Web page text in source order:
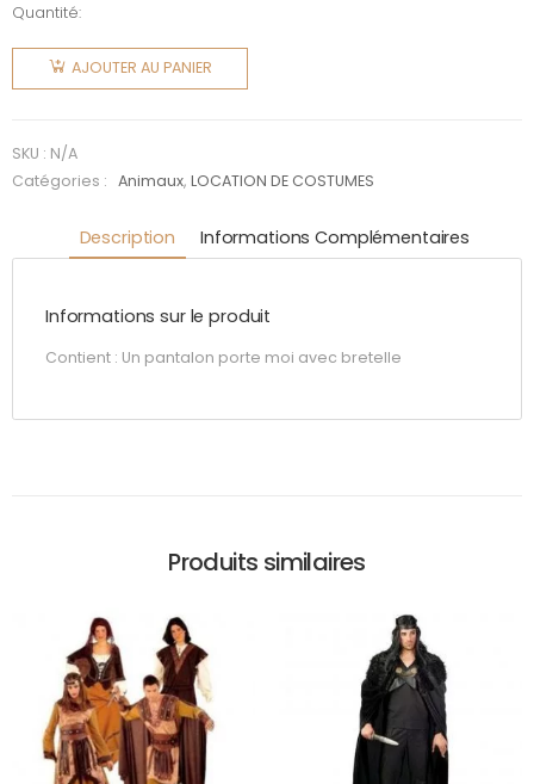
Quantité:
quantité
Oiseau :
Rose
AJOUTER AU PANIER
SKU : N/A
Catégories :
Animaux,LOCATION DE COSTUMES
Description Informations Complémentaires
Informations sur le produit
Contient : Un pantalon porte moi avec bretelle
Produits similaires